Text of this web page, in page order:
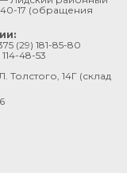
17 (обращения
(29) 181-85-80
48-53
Толстого, 14Г (склад